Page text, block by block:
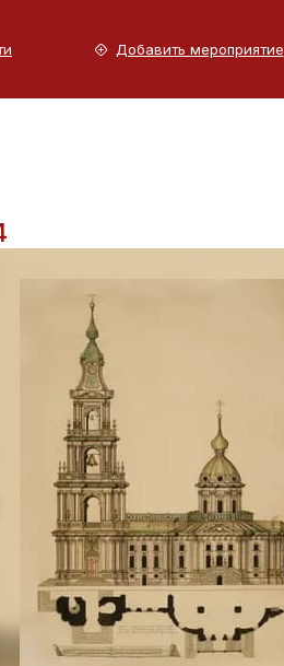
Добавить мероприятие